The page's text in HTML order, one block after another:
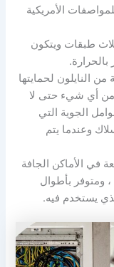
الأمريكية
طبقات ويتكون
النايلون لحمايتها
من أي شيء حتى لا
الجوية التي
وعندما يتم
في الأماكن الجافة
حتى 600 فولت ، ومتوفر بأطوال
يستخدم فيه.